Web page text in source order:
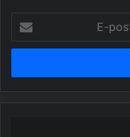
posta
adresinizi